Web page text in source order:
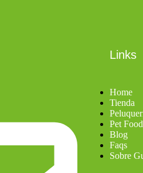
Links
Home
Tienda
Pet
Blog
Faqs
Sobre